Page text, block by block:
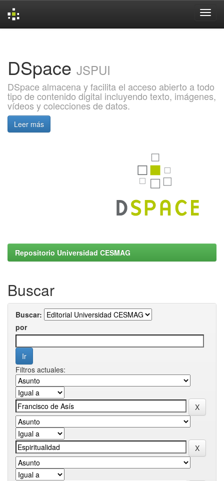
DSpace JSPUI
DSpace almacena y facilita el acceso abierto a todo
tipo de contenido digital incluyendo texto, imágenes,
vídeos y colecciones de datos.
Leer más
Repositorio Universidad CESMAG
Buscar
Buscar:
por
Filtros actuales: